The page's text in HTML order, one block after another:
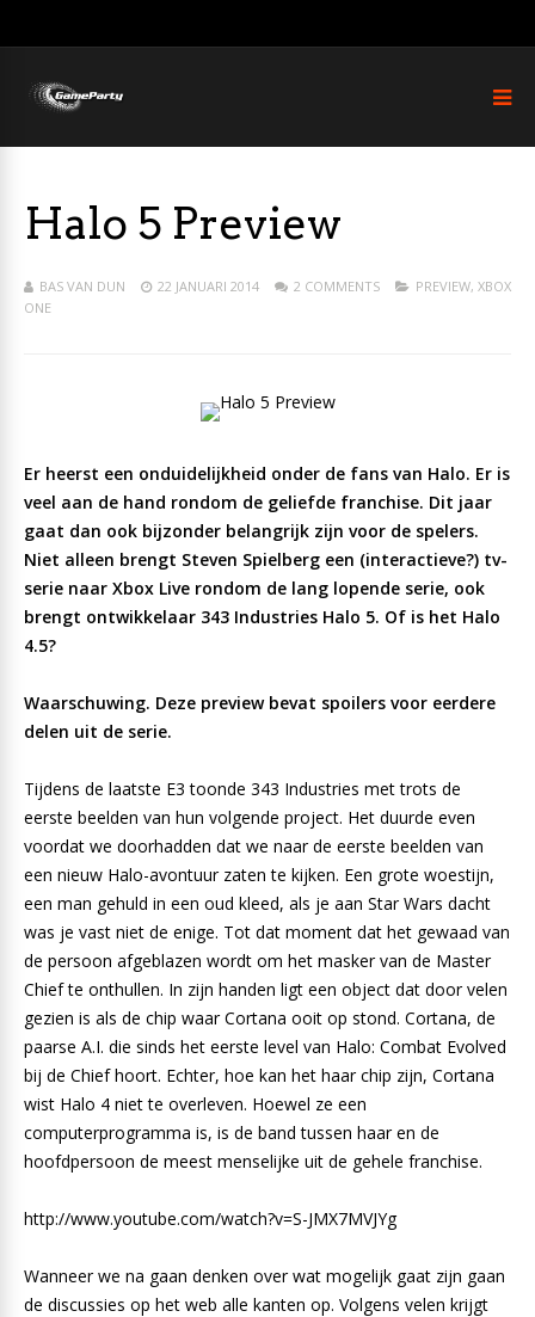
Halo 5 Preview
BAS VAN DUN 22 JANUARI 2014 2 COMMENTS PREVIEW, XBOX
ONE
Er heerst een onduidelijkheid onder de fans van Halo. Er is
veel aan de hand rondom de geliefde franchise. Dit jaar
gaat dan ook bijzonder belangrijk zijn voor de spelers.
Niet alleen brengt Steven Spielberg een (interactieve?) tv-
serie naar Xbox Live rondom de lang lopende serie, ook
brengt ontwikkelaar 343 Industries Halo 5. Of is het Halo
4.5?
Waarschuwing. Deze preview bevat spoilers voor eerdere
delen uit de serie.
Tijdens de laatste E3 toonde 343 Industries met trots de
eerste beelden van hun volgende project. Het duurde even
voordat we doorhadden dat we naar de eerste beelden van
een nieuw Halo-avontuur zaten te kijken. Een grote woestijn,
een man gehuld in een oud kleed, als je aan Star Wars dacht
was je vast niet de enige. Tot dat moment dat het gewaad van
de persoon afgeblazen wordt om het masker van de Master
Chief te onthullen. In zijn handen ligt een object dat door velen
gezien is als de chip waar Cortana ooit op stond. Cortana, de
paarse A.I. die sinds het eerste level van Halo: Combat Evolved
bij de Chief hoort. Echter, hoe kan het haar chip zijn, Cortana
wist Halo 4 niet te overleven. Hoewel ze een
computerprogramma is, is de band tussen haar en de
hoofdpersoon de meest menselijke uit de gehele franchise.
http://www.youtube.com/watch?v=S-JMX7MVJYg
Wanneer we na gaan denken over wat mogelijk gaat zijn gaan
de discussies op het web alle kanten op. Volgens velen krijgt